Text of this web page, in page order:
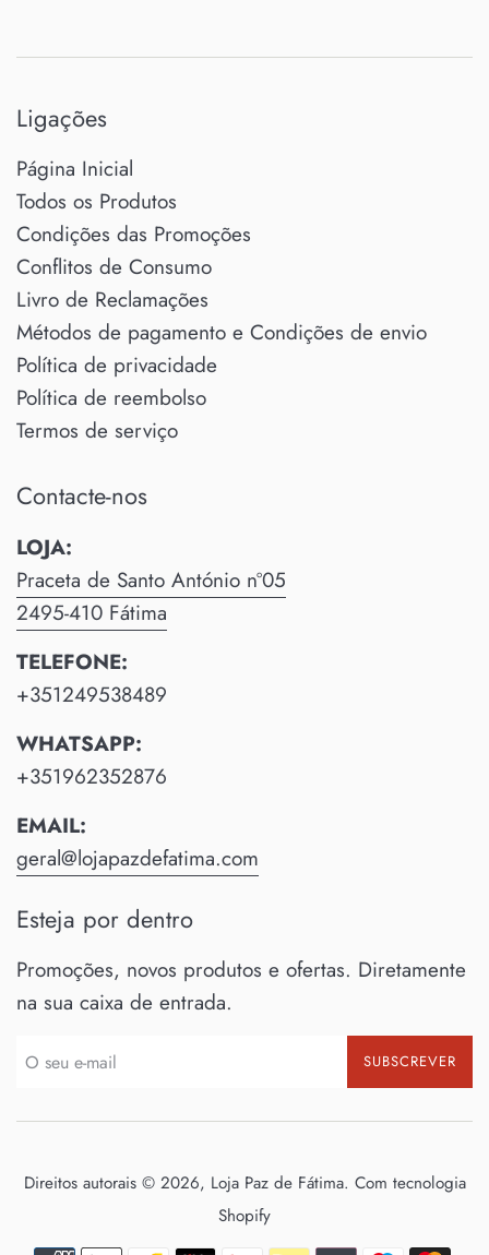
Ligações
Página Inicial
Todos os Produtos
Condições das Promoções
Conflitos de Consumo
Livro de Reclamações
Métodos de pagamento e Condições de envio
Política de privacidade
Política de reembolso
Termos de serviço
Contacte-nos
LOJA:
Praceta de Santo António nº05
2495-410 Fátima
TELEFONE:
+351249538489
WHATSAPP:
+351962352876
EMAIL:
geral@lojapazdefatima.com
Esteja por dentro
Promoções, novos produtos e ofertas. Diretamente
na sua caixa de entrada.
SUBSCREVER
Direitos autorais © 2026, Loja Paz de Fátima. Com tecnologia
Shopify